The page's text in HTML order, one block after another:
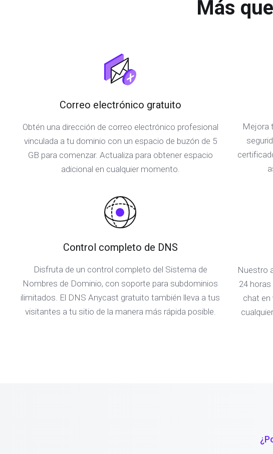
Más
Correo electrónico gratuito
Obtén una dirección de correo electrónico profesional
vinculada a tu dominio con un espacio de buzón de 5
GB para comenzar. Actualiza para obtener espacio
adicional en cualquier momento.
Mejora
Control completo de DNS
Disfruta de un control completo del Sistema de
Nombres de Dominio, con soporte para subdominios
ilimitados. El DNS Anycast gratuito también lleva a tus
visitantes a tu sitio de la manera más rápida posible.
Nuestro
24
chat en